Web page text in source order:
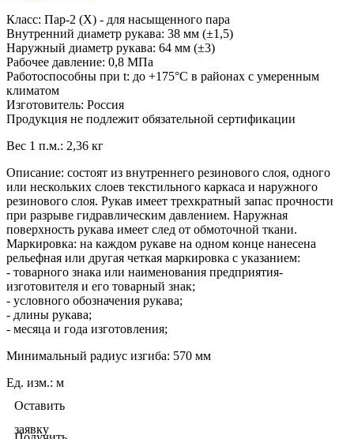
Класс: Пар-2 (X) - для насыщенного пара
Внутренний диаметр рукава: 38 мм (±1,5)
Наружный диаметр рукава: 64 мм (±3)
Рабочее давление: 0,8 МПа
Работоспособны при t: до +175°С в районах с умеренным
климатом
Изготовитель: Россия
Продукция не подлежит обязательной сертификации
Вес 1 п.м.: 2,36 кг
Описание: состоят из внутреннего резинового слоя, одного
или нескольких слоев текстильного каркаса и наружного
резинового слоя. Рукав имеет трехкратный запас прочности
при разрыве гидравлическим давлением. Наружная
поверхность рукава имеет след от обмоточной ткани.
Маркировка: на каждом рукаве на одном конце нанесена
рельефная или другая четкая маркировка с указанием:
- товарного знака или наименования предприятия-
изготовителя и его товарный знак;
- условного обозначения рукава;
- длины рукава;
- месяца и года изготовления;
Минимальный радиус изгиба: 570 мм
Ед. изм.: м
Оставить
заявку